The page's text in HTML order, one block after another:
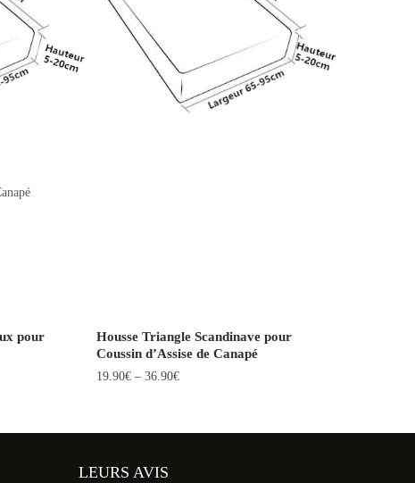
pour
Housse Triangle Scandinave pour
Coussin d’Assise de Canapé
19.90€– 36.90€
LEURS AVIS